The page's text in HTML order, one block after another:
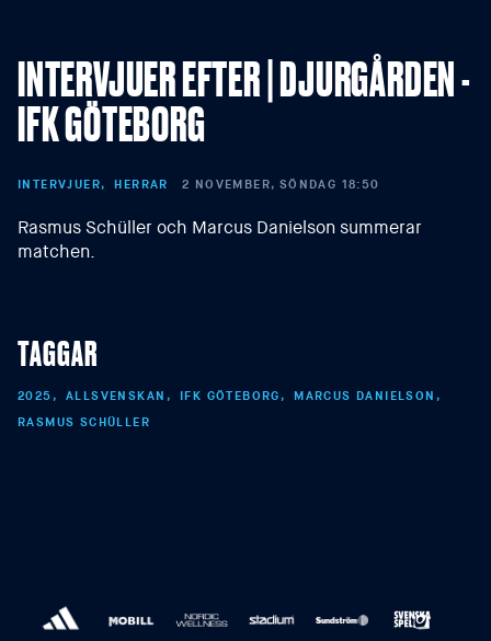
INTERVJUER EFTER | DJURGÅRDEN -
IFK GÖTEBORG
INTERVJUER HERRAR 2 NOVEMBER, SÖNDAG 18:50
Rasmus Schüller och Marcus Danielson summerar
matchen.
TAGGAR
2025 ALLSVENSKAN IFK GÖTEBORG
MARCUS DANIELSON
RASMUS SCHÜLLER